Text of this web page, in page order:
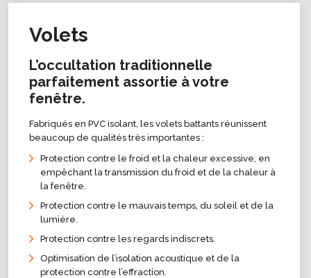
Volets
L’occultation traditionnelle
parfaitement assortie à votre
fenêtre.
Fabriqués en PVC isolant, les volets battants réunissent
beaucoup de qualités très importantes :
Protection contre le froid et la chaleur excessive, en
empêchant la transmission du froid et de la chaleur à
la fenêtre.
Protection contre le mauvais temps, du soleil et de la
lumière.
Protection contre les regards indiscrets.
Optimisation de l’isolation acoustique et de la
protection contre l’effraction.